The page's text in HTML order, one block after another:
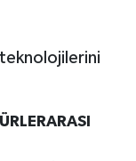
teknolojilerini